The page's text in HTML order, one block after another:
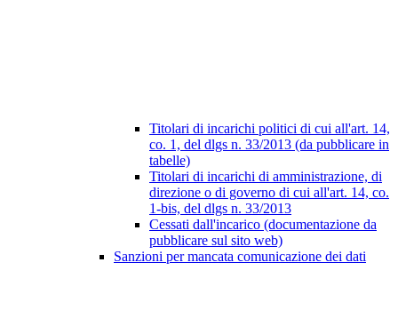
Titolari di incarichi politici di cui all'art. 14,
co. 1, del dlgs n. 33/2013 (da pubblicare in
tabelle)
Titolari di incarichi di amministrazione, di
direzione o di governo di cui all'art. 14, co.
1-bis, del dlgs n. 33/2013
Cessati dall'incarico (documentazione da
pubblicare sul sito web)
Sanzioni per mancata comunicazione dei dati